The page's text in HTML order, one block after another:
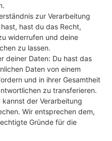
zur Verarbeitung
hast du das Recht,
widerrufen und deine
zu lassen.
deiner Daten: Du hast das
Daten von einem
und in ihrer Gesamtheit
zu transferieren.
der Verarbeitung
Wir entsprechen dem,
Gründe für die